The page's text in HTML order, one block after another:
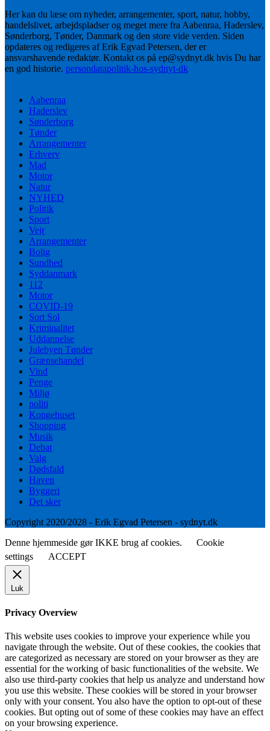
Her kan du læse om nyheder, arrangementer, sport, natur, hobby,
handelslivet, arbejdspladser og meget mere fra Aabenraa, Haderslev,
Sønderborg, Tønder, Danmark og den store vide verden. Siden
opdateres og redigeres af Erik Egvad Petersen, der er
ansvarshavende redaktør. Kontakt os på ep@sydnyt.dk hvis Du har
en god historie. persondatapolitik-hos-sydnyt-dk
Aabenraa
Haderslev
Sønderborg
Tønder
Arrangementer
Erhverv
Mad
Motor
Natur
NYHED
Politik
Sport
Vejr
Arrangementer
Bolig
Sundhed
Syddanmark
112
Motor
COVID-19
Sort Sol
Kriminalitet
Uddannelse
Julebyen Tønder
Grænsehandel
Vind
Penge
Miljø
politi
Kongehuset
Shopping
Musik
Debat
Valg
Dødsfald
Haven
Byggeri
Det sker
Copyright 2020/2028 - Erik Egvad Petersen - sydnyt.dk
Denne hjemmeside gør IKKE brug af cookies.
Cookie
settings
ACCEPT
Luk
Privacy Overview
This website uses cookies to improve your experience while you
navigate through the website. Out of these cookies, the cookies that
are categorized as necessary are stored on your browser as they are
essential for the working of basic functionalities of the website. We
also use third-party cookies that help us analyze and understand how
you use this website. These cookies will be stored in your browser
only with your consent. You also have the option to opt-out of these
cookies. But opting out of some of these cookies may have an effect
on your browsing experience.